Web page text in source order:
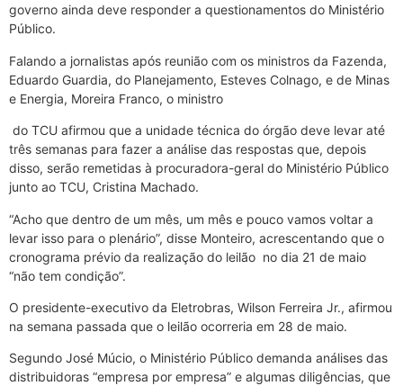
governo ainda deve responder a questionamentos do Ministério
Público.
Falando a jornalistas após reunião com os ministros da Fazenda,
Eduardo Guardia, do Planejamento, Esteves Colnago, e de Minas
e Energia, Moreira Franco, o ministro
do TCU afirmou que a unidade técnica do órgão deve levar até
três semanas para fazer a análise das respostas que, depois
disso, serão remetidas à procuradora-geral do Ministério Público
junto ao TCU, Cristina Machado.
“Acho que dentro de um mês, um mês e pouco vamos voltar a
levar isso para o plenário”, disse Monteiro, acrescentando que o
cronograma prévio da realização do leilão no dia 21 de maio
“não tem condição”.
O presidente-executivo da Eletrobras, Wilson Ferreira Jr., afirmou
na semana passada que o leilão ocorreria em 28 de maio.
Segundo José Múcio, o Ministério Público demanda análises das
distribuidoras “empresa por empresa” e algumas diligências, que